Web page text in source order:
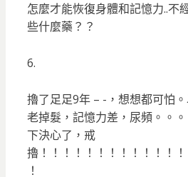
怎麼才能恢復身體和記憶力..不
些什麼藥？？
6.
擼了足足9年 – -，想想都可怕
老掉髮，記憶力差，尿頻。。
下決心了，戒
擼！！！！！！！！！！！！
！